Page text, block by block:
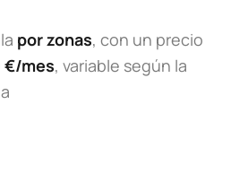
por zonas, con un precio
€/mes, variable según la